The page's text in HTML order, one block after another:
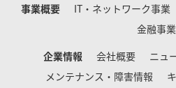
事業概要
IT・ネットワーク事業
金融事業
企業情報
会社概要 ニュ
メンテナンス・障害情報